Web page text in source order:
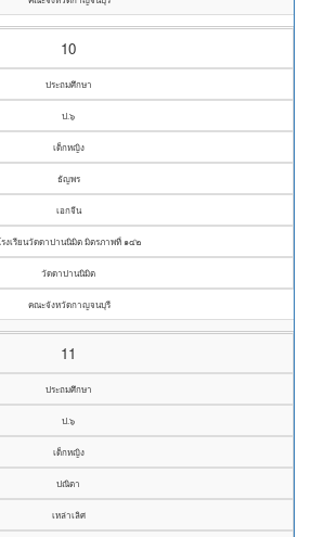
10
ประถมศึกษา
ป.๖
เด็กหญิง
ธัญพร
เอกจีน
รงเรียนวัดดาปานนิมิต มิตรภาพที่ ๑๔๒
วัดดาปานนิมิต
คณะจังหวัดกาญจนบุรี
11
ประถมศึกษา
ป.๖
เด็กหญิง
ปณิตา
เหล่าเลิศ